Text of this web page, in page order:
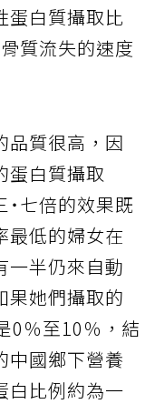
蛋白質攝取比
質流失的速度
品質很高，因
蛋白質攝取
˙七倍的效果既
最低的婦女在
一半仍來自動
果她們攝取的
0％至10％，結
中國鄉下營養
白比例約為一